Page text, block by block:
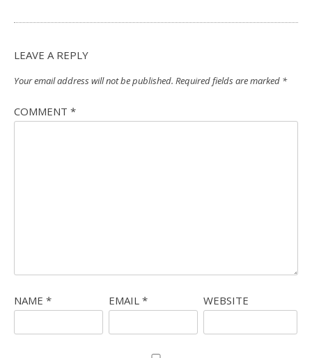
LEAVE A REPLY
Your email address will not be published. Required fields are marked *
COMMENT *
NAME * EMAIL * WEBSITE